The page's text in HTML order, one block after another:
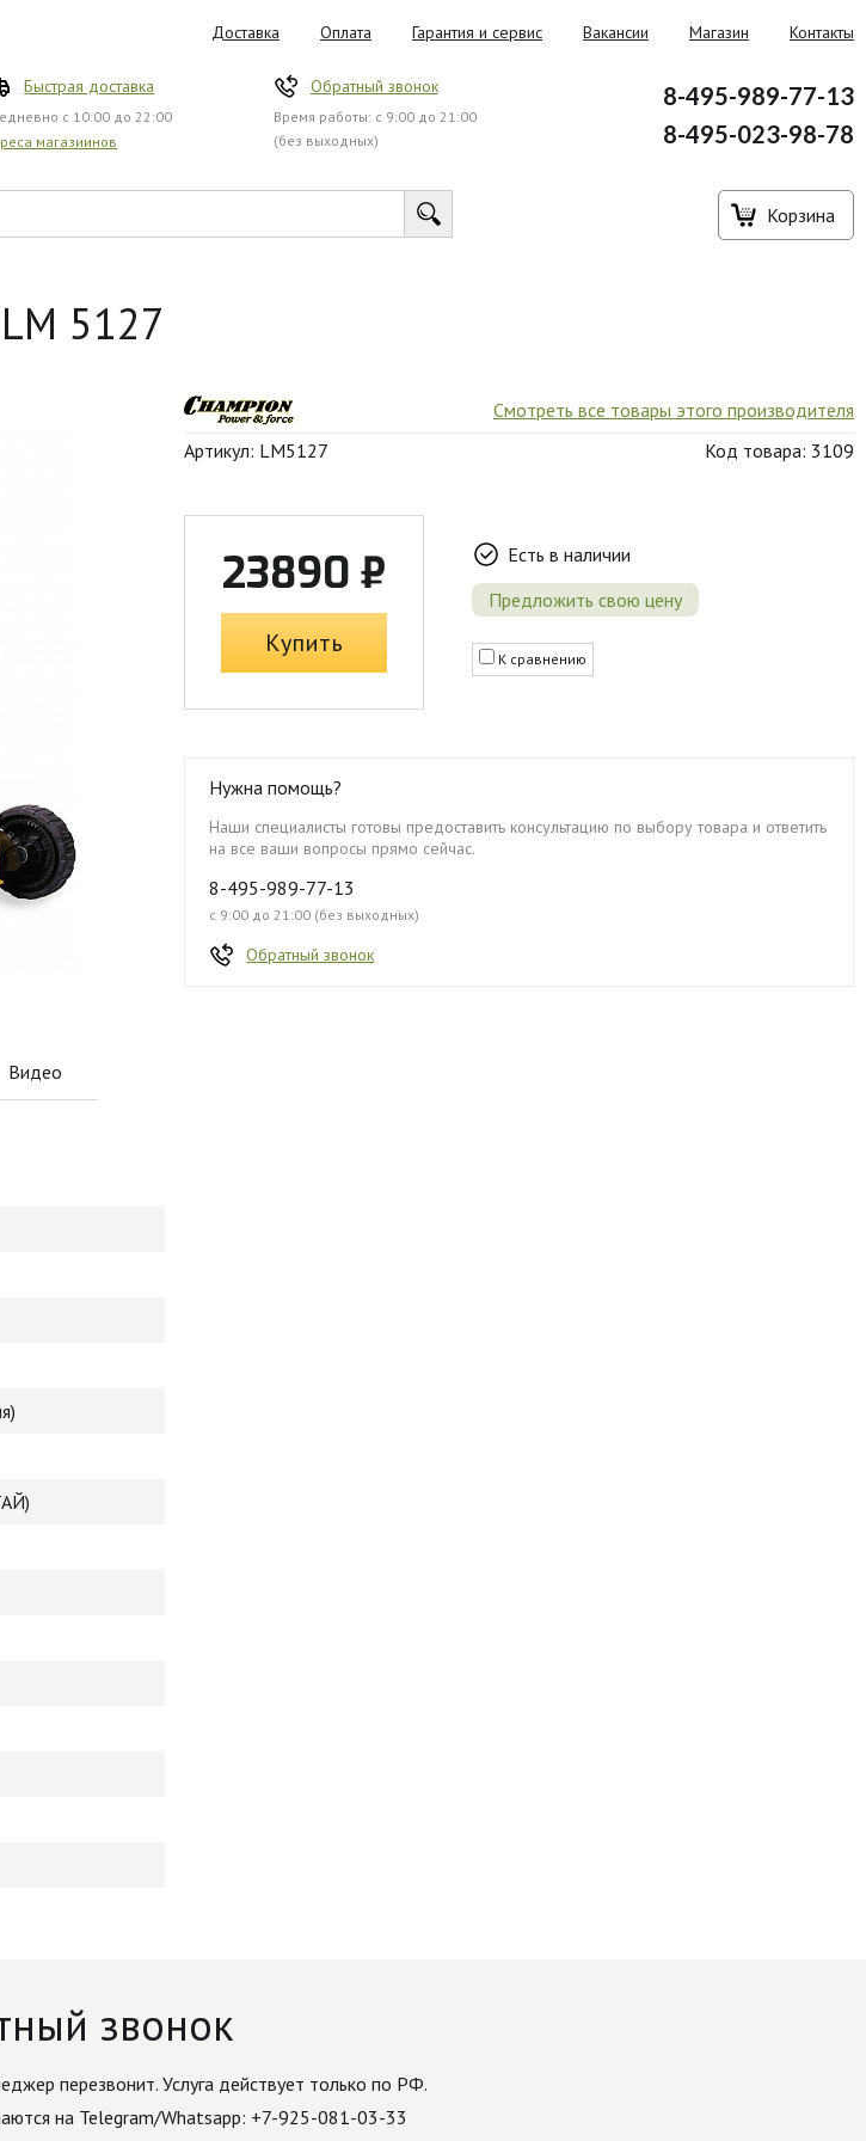
Доставка Оплата Гарантия и сервис Вакансии Магазин Контакты
Быстрая доставка
с 10:00 до 22:00
магазиинов
Обратный звонок
Время работы: с 9:00 до 21:00
(без выходных)
8-495-989-77-13
8-495-023-98-78
Корзина
5127
Смотреть все товары этого производителя
Артикул: LM5127
Код товара: 3109
23890 ₽
Купить
Есть в наличии
Предложить свою цену
К сравнению
Нужна помощь?
Наши специалисты готовы предоставить консультацию по выбору товара и ответить
на все ваши вопросы прямо сейчас.
8-495-989-77-13
с 9:00 до 21:00 (без выходных)
Обратный звонок
Видео
звонок
перезвонит. Услуга действует только по РФ.
на Telegram/Whatsapp: +7-925-081-03-33